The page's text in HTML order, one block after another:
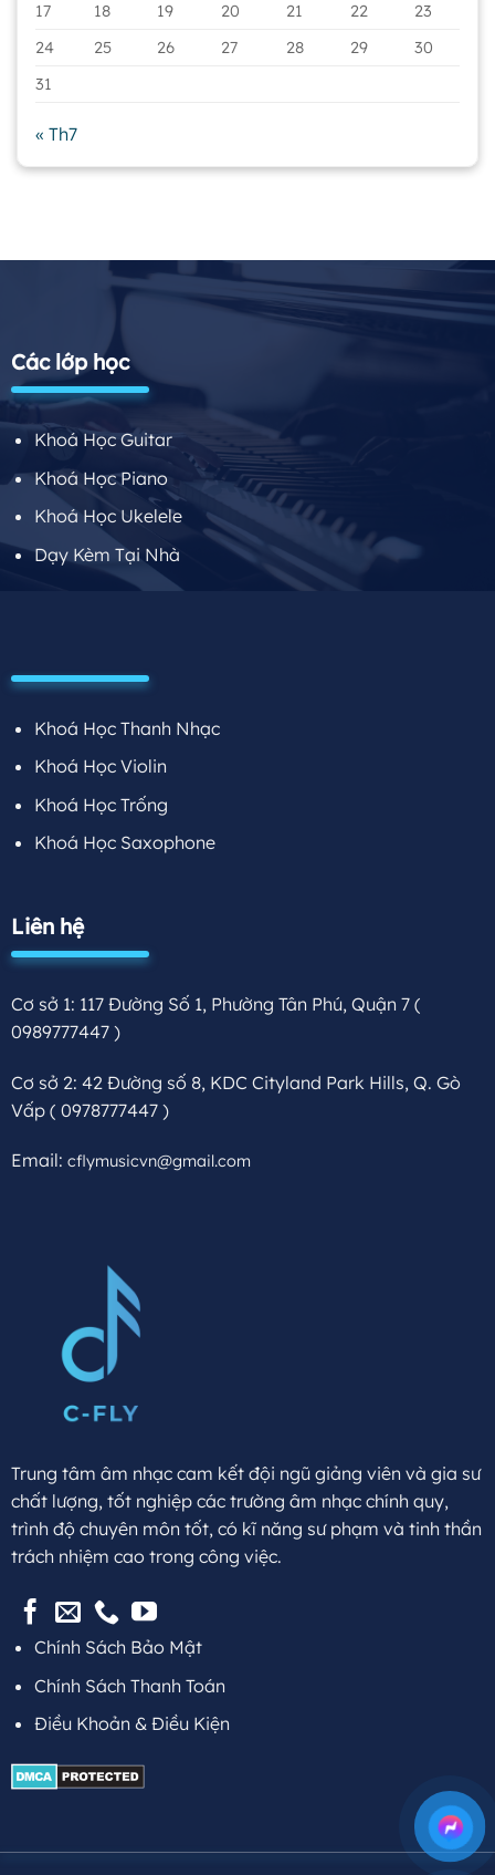
17
18 19 20 21 22
23
24
25 26 27 28 29
30
31
« Th7
Các lớp học
Khoá Học Guitar
Khoá Học Piano
Khoá Học Ukelele
Dạy Kèm Tại Nhà
Khoá Học Thanh Nhạc
Khoá Học Violin
Khoá Học Trống
Khoá Học Saxophone
Liên hệ
Cơ sở 1: 117 Đường Số 1, Phường Tân Phú, Quận 7 (
0989777447 )
Cơ sở 2: 42 Đường số 8, KDC Cityland Park Hills, Q. Gò
Vấp( 0978777447 )
Email: cflymusicvn@gmail.com
Trung tâm âm nhạc cam kết đội ngũ giảng viên và gia sư
chất lượng, tốt nghiệp các trường âm nhạc chính quy,
trình độ chuyên môn tốt, có kĩ năng sư phạm và tinh thần
trách nhiệm cao trong công việc.
Chính Sách Bảo Mật
Chính Sách Thanh Toán
Điều Khoản & Điều Kiện